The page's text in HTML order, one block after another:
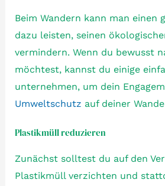
Beim Wandern kann man einen
dazu leisten, seinen
vermindern. Wenn du bewusst
möchtest, kannst du einige
unternehmen, um dein
Umweltschutz auf deiner
Plastikmüll reduzieren
Zunächst solltest du auf den
Plastikmüll verzichten und